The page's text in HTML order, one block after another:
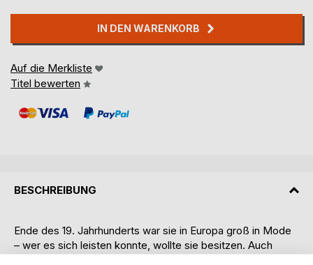
IN DEN WARENKORB
Auf die Merkliste
Titel bewerten
BESCHREIBUNG
Ende des 19. Jahrhunderts war sie in Europa groß in Mode
– wer es sich leisten konnte, wollte sie besitzen. Auch